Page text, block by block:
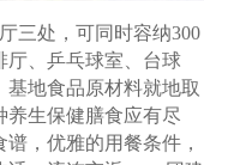
三处，可同时容纳300
厅、乒乓球室、台球
地食品原材料就地取
养生保健膳食应有尽
，优雅的用餐条件，